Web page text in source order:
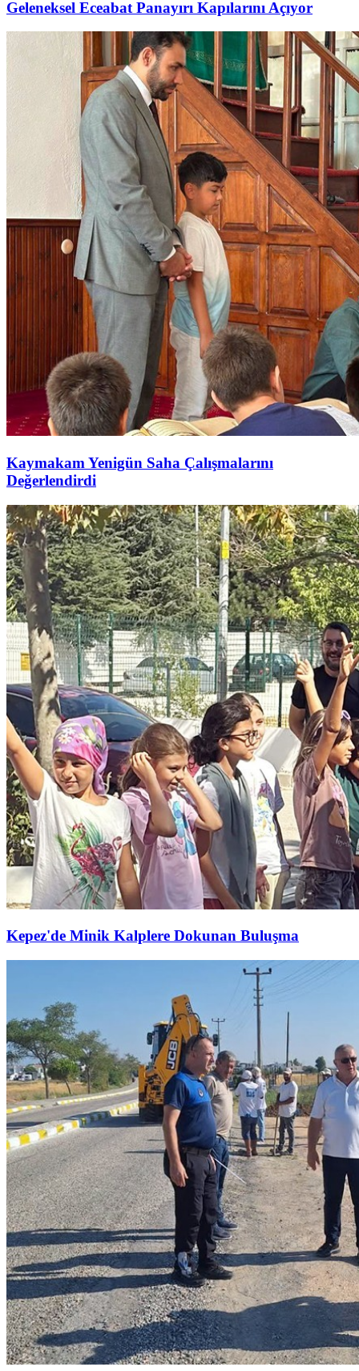
Geleneksel Eceabat Panayırı Kapılarını Açıyor
Kaymakam Yenigün Saha Çalışmalarını
Değerlendirdi
Kepez'de Minik Kalplere Dokunan Buluşma